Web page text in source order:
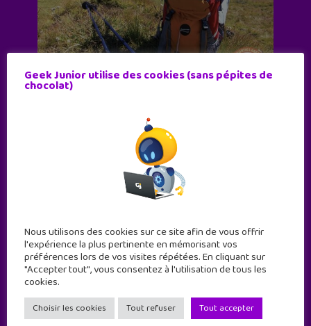
Abonne-toi !
11 numéros par an
Geek Junior utilise des cookies (sans pépites de
chocolat)
Nous utilisons des cookies sur ce site afin de vous offrir
l'expérience la plus pertinente en mémorisant vos
préférences lors de vos visites répétées. En cliquant sur
"Accepter tout", vous consentez à l'utilisation de tous les
cookies.
Choisir les cookies Tout refuser Tout accepter